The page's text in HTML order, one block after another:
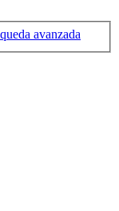
avanzada